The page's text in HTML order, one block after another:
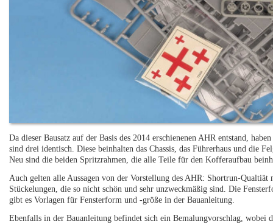
Da dieser Bausatz auf der Basis des 2014 erschienenen AHR entstand,
sind drei identisch. Diese beinhalten das Chassis, das Führerhaus und die
Neu sind die beiden Spritzrahmen, die alle Teile für den Kofferaufbau
Auch gelten alle Aussagen von der Vorstellung des AHR: Shortrun-
Stückelungen, die so nicht schön und sehr unzweckmäßig sind. Die
gibt es Vorlagen für Fensterform und -größe in der Bauanleitung.
Ebenfalls in der Bauanleitung befindet sich ein Bemalungvorschlag,